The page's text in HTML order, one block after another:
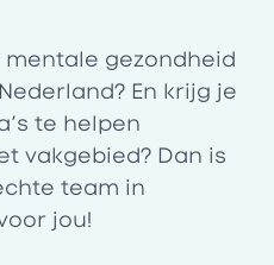
gezondheid
En krijg je
te helpen
vakgebied? Dan is
team in
jou!